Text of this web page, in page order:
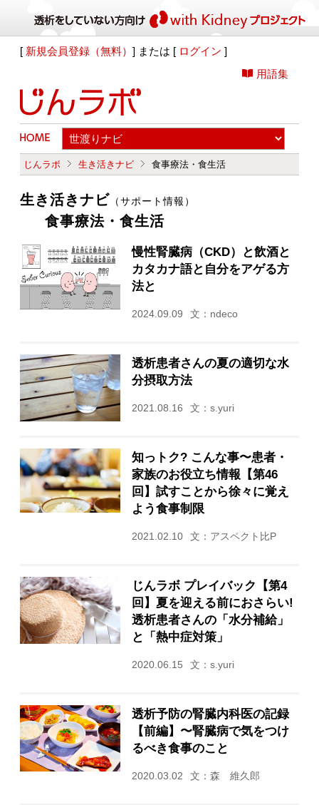
[ 新規会員登録（無料）] または [ ログイン ]
用語集
じんラボ 生き活きナビ 食事療法・食生活
生き活きナビ （サポート情報）
食事療法・食生活
慢性腎臓病（CKD）と飲酒と
カタカナ語と自分をアゲる方
法と
2024.09.09 文：ndeco
透析患者さんの夏の適切な水
分摂取方法
2021.08.16 文：s.yuri
知っトク? こんな事〜患者・
家族のお役立ち情報【第46
回】試すことから徐々に覚え
よう食事制限
2021.02.10 文：アスペクト比P
じんラボ プレイバック【第4
回】夏を迎える前におさらい!
透析患者さんの「水分補給」
と「熱中症対策」
2020.06.15 文：s.yuri
透析予防の腎臓内科医の記録
【前編】〜腎臓病で気をつけ
るべき食事のこと
2020.03.02 文：森 維久郎